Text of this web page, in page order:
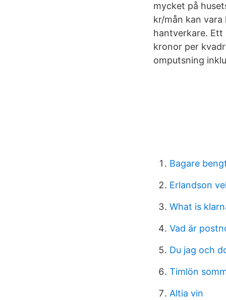
mycket på
kr/mån kan
hantverkare.
kronor per
omputsning
Bagare
Erlandson
What is
Vad är
Du jag och
Timlön
Altia vin